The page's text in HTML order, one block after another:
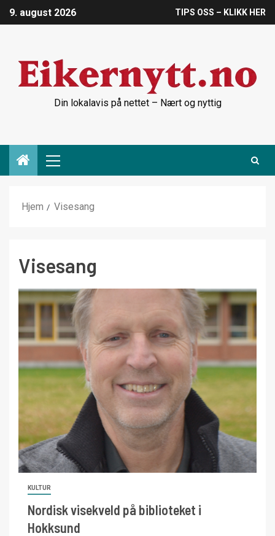
9. august 2026 TIPS OSS – KLIKK HER
Din lokalavis på nettet – Nært og nyttig
Hjem Visesang
Visesang
KULTUR
Nordisk visekveld på biblioteket i
Hokksund